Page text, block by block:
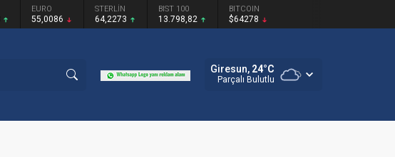
EURO
55,0086
STERLİN
64,2273
BIST 100
13.798,82
BITCOIN
$64278
Giresun, 24°C
Parçalı Bulutlu